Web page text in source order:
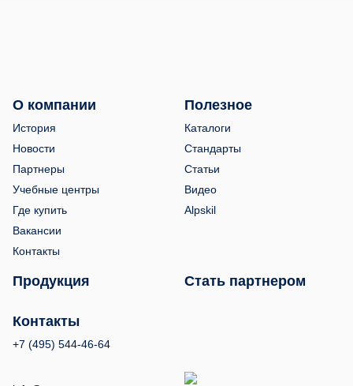
О компании
История
Новости
Партнеры
Учебные центры
Где купить
Вакансии
Контакты
Полезное
Каталоги
Стандарты
Статьи
Видео
Alpskil
Продукция Стать партнером
Контакты
+7 (495) 544-46-64